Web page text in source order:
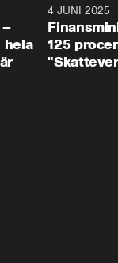
4:29
hela
4 JUNI 2025
125